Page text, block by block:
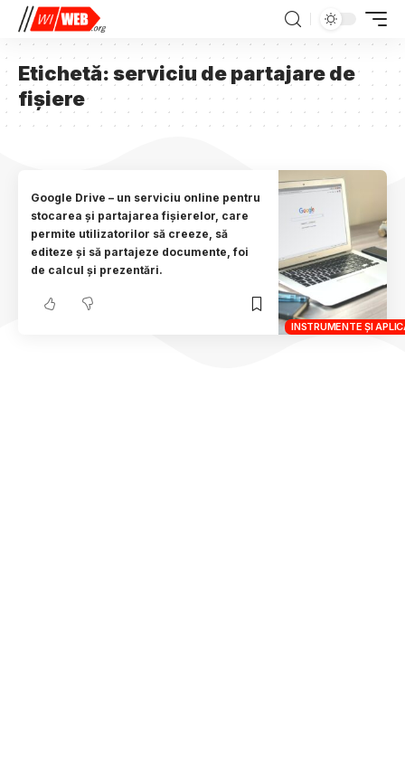
Etichetă:serviciu de partajare de
fișiere
INSTRUMENTE ȘI
Google Drive – un serviciu online pentru
stocarea și partajarea fișierelor, care
permite utilizatorilor să creeze, să
editeze și să partajeze documente, foi
de calcul și prezentări.